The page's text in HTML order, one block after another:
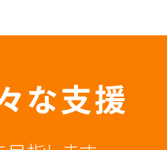
な支援